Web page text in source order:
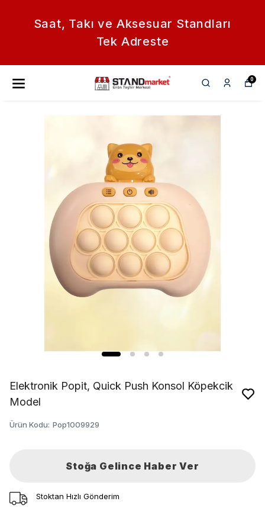
Saat, Takı ve Aksesuar Standları
Tek Adreste
0
Elektronik Popit, Quick Push Konsol Köpekcik
Model
Ürün Kodu: Pop1009929
Stoğa Gelince Haber Ver
Stoktan Hızlı Gönderim